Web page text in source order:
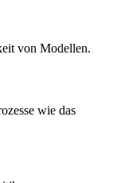
von Modellen.
wie das